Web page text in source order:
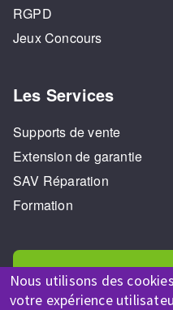
Nous utilisons des
votre expérience
RGPD
Jeux Concours
Les Services
Supports de vente
Extension de garantie
SAV Réparation
Formation